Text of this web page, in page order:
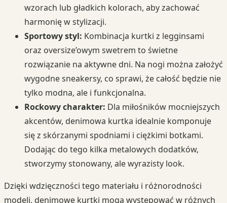
wzorach lub gładkich kolorach, aby zachować
harmonię w stylizacji.
Sportowy styl: Kombinacja kurtki z legginsami
oraz oversize’owym swetrem to świetne
rozwiązanie na aktywne dni. Na nogi można założyć
wygodne sneakersy, co sprawi, że całość będzie nie
tylko modna, ale i funkcjonalna.
Rockowy charakter: Dla miłośników mocniejszych
akcentów, denimowa kurtka idealnie komponuje
się z skórzanymi spodniami i ciężkimi botkami.
Dodając do tego kilka metalowych dodatków,
stworzymy stonowany, ale wyrazisty look.
Dzięki wdzięczności tego materiału i różnorodności
modeli, denimowe kurtki mogą występować w różnych